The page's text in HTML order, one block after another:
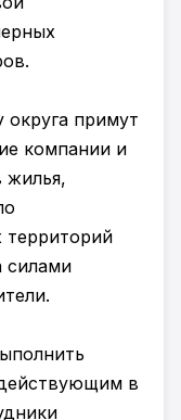
округа примут
компании и
жилья,
территорий
силами
в